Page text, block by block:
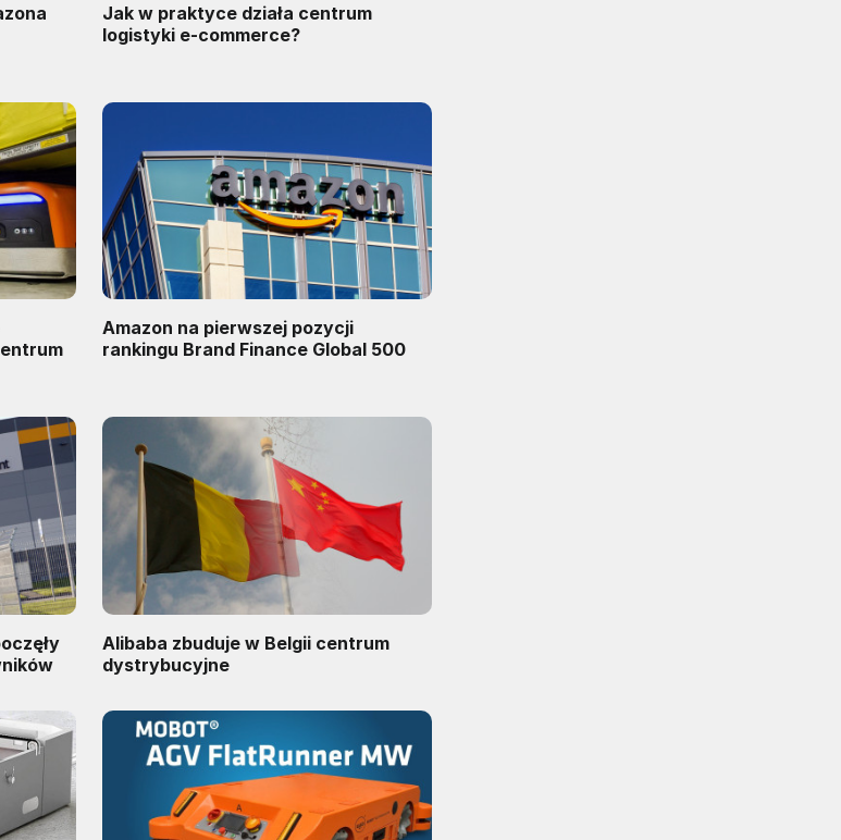
Jak w praktyce działa centrum
logistyki e-commerce?
Amazon na pierwszej pozycji
rankingu Brand Finance Global 500
Alibaba zbuduje w Belgii centrum
dystrybucyjne